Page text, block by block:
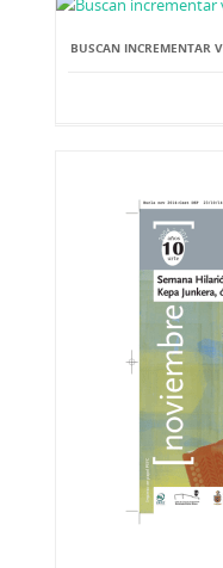
BUSCAN INCREMENTAR